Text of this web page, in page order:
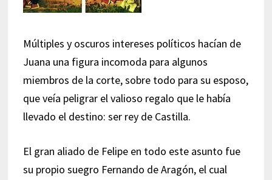
Múltiples y oscuros intereses políticos hacían de
Juana una figura incomoda para algunos
miembros de la corte, sobre todo para su esposo,
que veía peligrar el valioso regalo que le había
llevado el destino: ser rey de Castilla.
El gran aliado de Felipe en todo este asunto fue
su propio suegro Fernando de Aragón, el cual